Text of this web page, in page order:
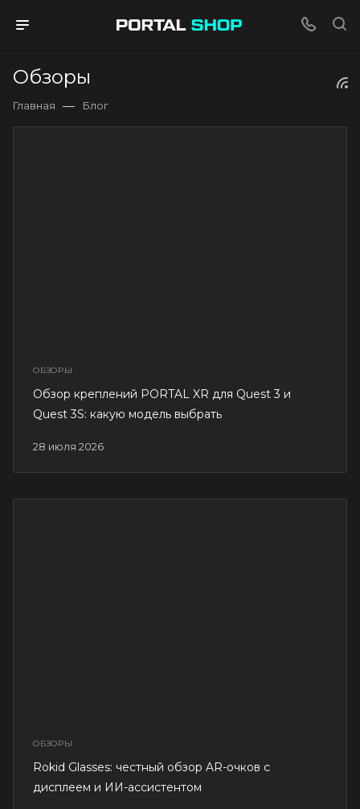
Обзоры
Главная — Блог
ОБЗОРЫ
28 июля 2026
Обзор креплений PORTAL XR для Quest 3 и
Quest 3S: какую модель выбрать
ОБЗОРЫ
Rokid Glasses: честный обзор AR-очков с
дисплеем и ИИ-ассистентом